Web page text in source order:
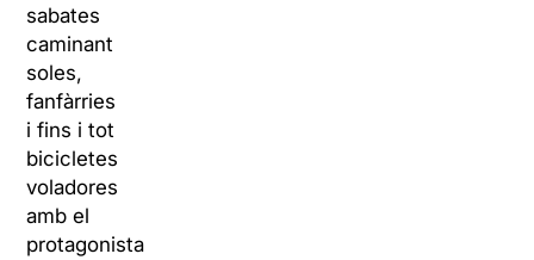
sabates
caminant
soles,
fanfàrries
i fins i tot
bicicletes
voladores
amb el
protagonista